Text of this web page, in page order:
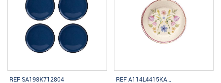
REF SA198K712804 REF A114L4415KALISTA